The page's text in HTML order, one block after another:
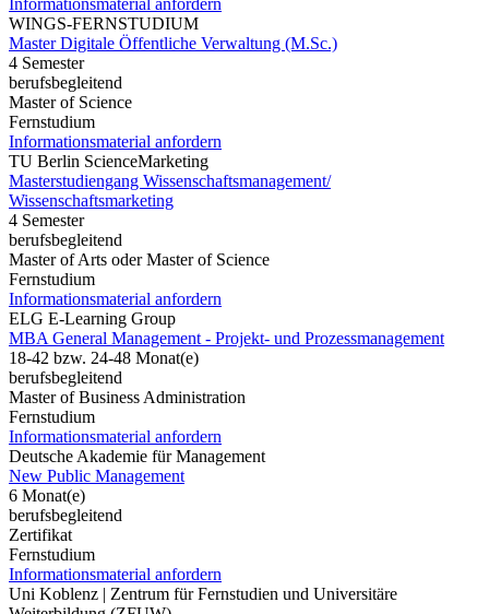
WINGS-FERNSTUDIUM
Master Digitale Öffentliche Verwaltung (M.Sc.)
4 Semester
berufsbegleitend
Master of Science
Fernstudium
Informationsmaterial anfordern
TU Berlin ScienceMarketing
Masterstudiengang Wissenschaftsmanagement/
Wissenschaftsmarketing
4 Semester
berufsbegleitend
Master of Arts oder Master of Science
Fernstudium
Informationsmaterial anfordern
ELG E-Learning Group
MBA General Management - Projekt- und Prozessmanagement
18-42 bzw. 24-48 Monat(e)
berufsbegleitend
Master of Business Administration
Fernstudium
Informationsmaterial anfordern
Deutsche Akademie für Management
New Public Management
6 Monat(e)
berufsbegleitend
Zertifikat
Fernstudium
Informationsmaterial anfordern
Uni Koblenz | Zentrum für Fernstudien und Universitäre